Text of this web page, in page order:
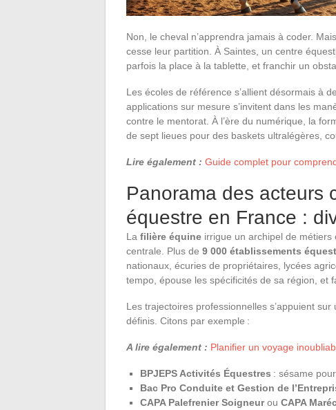
Non, le cheval n’apprendra jamais à coder.
cesse leur partition. À Saintes, un centre
parfois la place à la tablette, et franchir un
Les écoles de référence s’allient désormais à
applications sur mesure s’invitent dans les
contre le mentorat. À l’ère du numérique, la
de sept lieues pour des baskets ultralégères,
Lire également : Guide complet pour
Panorama des acteurs
équestre en France :
La filière équine irrigue un archipel de
centrale. Plus de 9 000 établissements
nationaux, écuries de propriétaires, lycées
tempo, épouse les spécificités de sa région, et
Les trajectoires professionnelles s’appuient
définis. Citons par exemple :
A lire également : Planifier un voyage
BPJEPS Activités Équestres : sésame
Bac Pro Conduite et Gestion de
CAPA Palefrenier Soigneurou CAPA